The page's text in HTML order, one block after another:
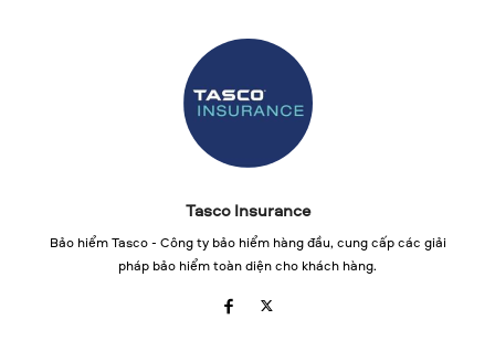
Tasco Insurance
Bảo hiểm Tasco - Công ty bảo hiểm hàng đầu, cung cấp các giải
pháp bảo hiểm toàn diện cho khách hàng.